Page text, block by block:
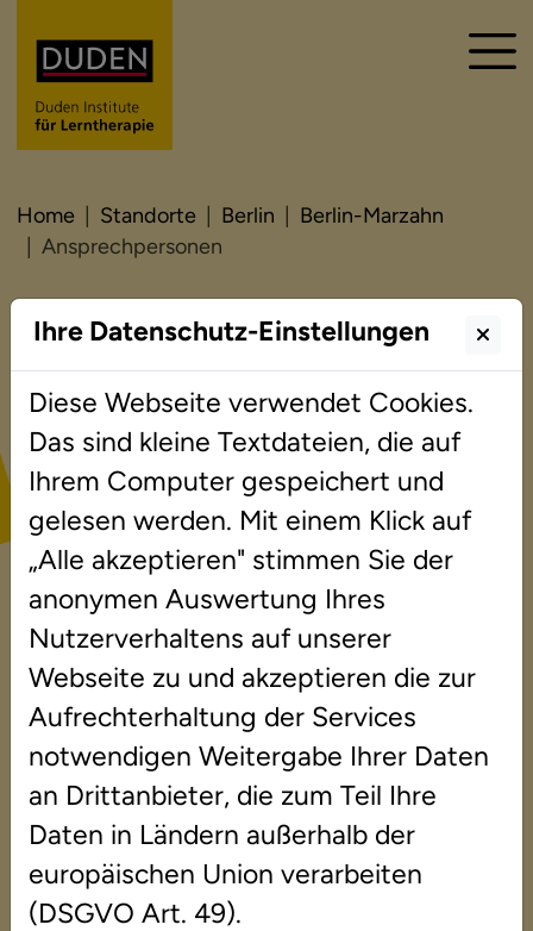
Home Standorte Berlin
Berlin-Marzahn
Ansprechpersonen
Ansprechpersonen
Institutsleiter
Roland Spies
Flämingstrasse 118
12689 Berlin
Telefon: 030 84512130
E-Mail: marzahn@duden-institute.de
Verwaltung:
Frau Lubenow
Frau Rennock
Ihre Datenschutz-Einstellungen
Diese Webseite verwendet Cookies.
Das sind kleine Textdateien, die auf
Ihrem Computer gespeichert und
gelesen werden. Mit einem Klick auf
„Alle akzeptieren" stimmen Sie der
anonymen Auswertung Ihres
Nutzerverhaltens auf unserer
Webseite zu und akzeptieren die zur
Aufrechterhaltung der Services
notwendigen Weitergabe Ihrer Daten
an Drittanbieter, die zum Teil Ihre
Daten in Ländern außerhalb der
europäischen Union verarbeiten
(DSGVO Art. 49).